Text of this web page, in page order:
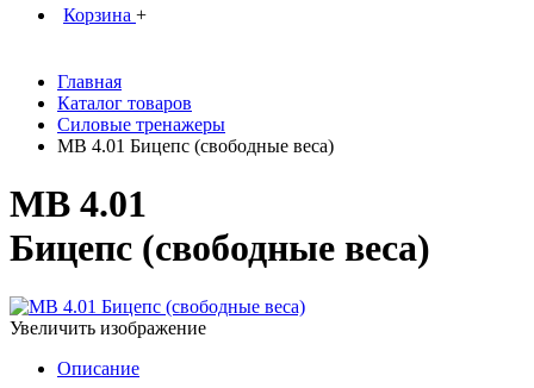
Корзина +
Главная
Каталог товаров
Силовые тренажеры
МВ 4.01 Бицепс (cвободные веса)
MB 4.01
Бицепс (cвободные веса)
Увеличить изображение
Описание